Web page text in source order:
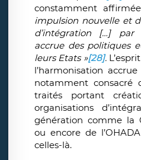
constamment
impulsion nouvelle et
d’intégration […] par
accrue des politiques
leurs Etats »[28].
l’harmonisation
notamment consacré
traités portant
organisations
génération comme la
ou encore de
celles-là.